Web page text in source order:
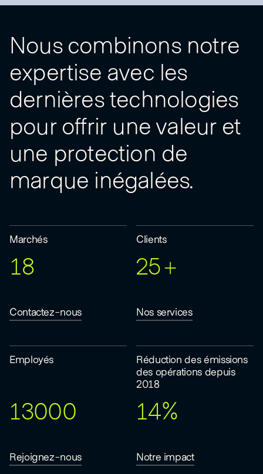
Nous combinons notre
expertise avec les
dernières technologies
pour offrir une valeur et
une protection de
marque inégalées.
Marchés
18
Contactez-nous
Clients
25+
Nos services
Employés
13000
Rejoignez-nous
Réduction des émissions
des opérations depuis
2018
14%
Notre impact